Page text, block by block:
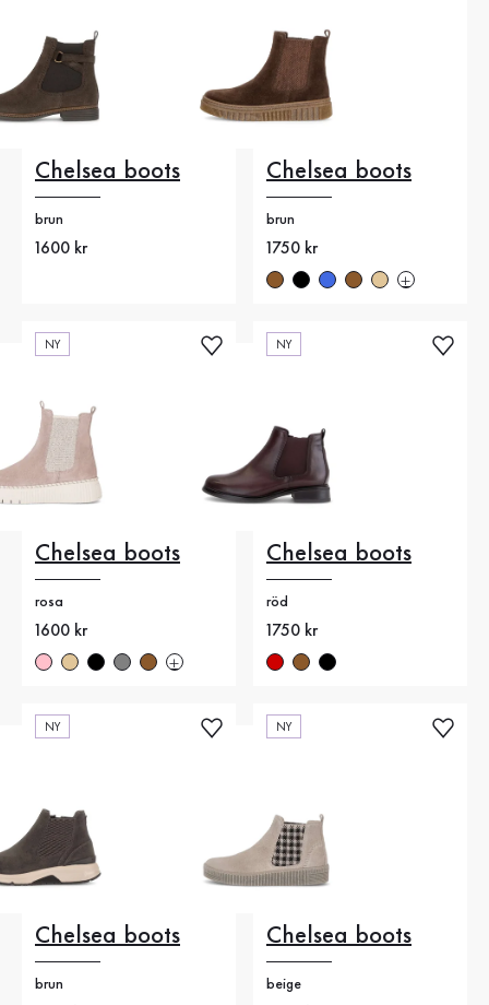
Chelsea boots
brun
Nytt pris
1600 kr
Chelsea boots
brun
Nytt pris
1750 kr
NY
Chelsea boots
rosa
Nytt pris
1600 kr
NY
Chelsea boots
röd
Nytt pris
1750 kr
NY
Chelsea boots
brun
NY
Chelsea boots
beige